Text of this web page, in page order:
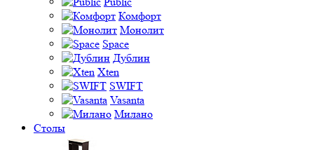
Комфорт
Монолит
Space
Дублин
Xten
SWIFT
Vasanta
Милано
Столы